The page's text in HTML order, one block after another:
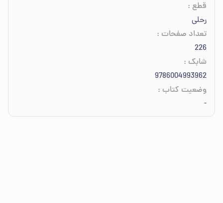
قطع :
رحلی
تعداد صفحات :
226
شابک :
9786004993962
وضعیت کتاب :
-